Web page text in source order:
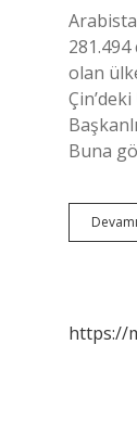
olan
Buna
https://